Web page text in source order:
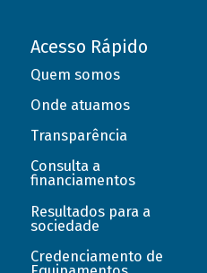
Acesso Rápido
Quem somos
Onde atuamos
Transparência
Consulta a
financiamentos
Resultados para a
sociedade
Credenciamento de